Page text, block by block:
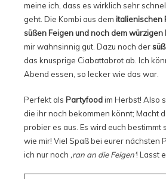
meine ich, dass es wirklich sehr
geht. Die Kombi aus dem italienischen
süßen Feigen und noch dem würzigen
mir wahnsinnig gut. Dazu noch der
das knusprige Ciabattabrot ab. Ich
Abend essen, so lecker wie das war.
Perfekt als Partyfoodim Herbst! Also
die ihr noch bekommen könnt; Macht
probier es aus. Es wird euch bestimmt
wie mir! Viel Spaß bei eurer nächsten
ich nur noch ‚ran an die Feigen‘! Lasst